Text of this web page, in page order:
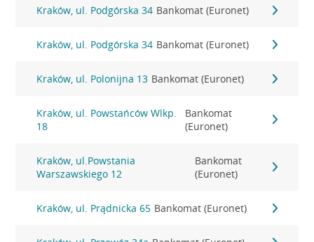
Kraków, ul. Podgórska 34 Bankomat (Euronet)
Kraków, ul. Podgórska 34 Bankomat (Euronet)
Kraków, ul. Polonijna 13 Bankomat (Euronet)
Kraków, ul. Powstańców Wlkp.
18
Bankomat
(Euronet)
Kraków, ul.Powstania
Warszawskiego 12
Bankomat
(Euronet)
Kraków, ul. Prądnicka 65 Bankomat (Euronet)